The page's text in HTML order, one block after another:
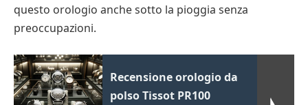
questo orologio anche sotto la pioggia senza
preoccupazioni.
Recensione orologio da
polso Tissot PR100